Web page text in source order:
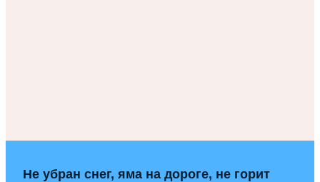
Не убран снег, яма на дороге, не горит